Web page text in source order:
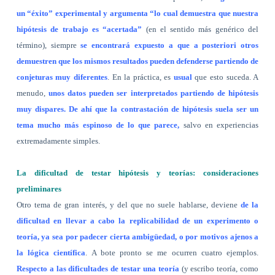
un “éxito” experimental y argumenta “lo cual demuestra que nuestra
hipótesis de trabajo es “acertada” (en el sentido más genérico del
término), siemprese encontrará expuesto a que a posteriori otros
demuestren que los mismos resultados pueden defenderse partiendo de
conjeturas muy diferentes. En la práctica, es usualque esto suceda. A
menudo,unos datos pueden ser interpretados partiendo de hipótesis
muy dispares. De ahí que la contrastación de hipótesis suela ser un
tema mucho más espinoso de lo que parece, salvo en experiencias
extremadamente simples.
La dificultad de testar hipótesis y teorías: consideraciones
preliminares
Otro tema de gran interés, y del que no suele hablarse, deviene de la
dificultad en llevar a cabo la replicabilidad de un experimento o
teoría, ya sea por padecer cierta ambigüedad, o por motivos ajenos a
la lógica científica. A bote pronto se me ocurren cuatro ejemplos.
Respecto a las dificultades de testar una teoría(y escribo teoría, como